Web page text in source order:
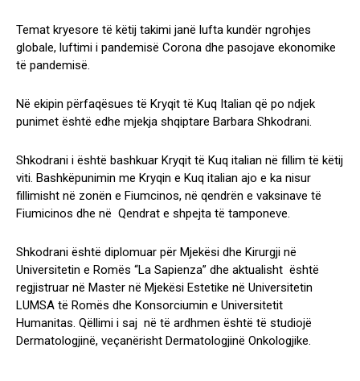
Temat kryesore të këtij takimi janë lufta kundër ngrohjes
globale, luftimi i pandemisë Corona dhe pasojave ekonomike
të pandemisë.
Në ekipin përfaqësues të Kryqit të Kuq Italian që po ndjek
punimet është edhe mjekja shqiptare Barbara Shkodrani.
Shkodrani i është bashkuar Kryqit të Kuq italian në fillim të këtij
viti. Bashkëpunimin me Kryqin e Kuq italian ajo e ka nisur
fillimisht në zonën e Fiumcinos, në qendrën e vaksinave të
Fiumicinos dhe në Qendrat e shpejta të tamponeve.
Shkodrani është diplomuar për Mjekësi dhe Kirurgji në
Universitetin e Romës “La Sapienza” dhe aktualisht është
regjistruar në Master në Mjekësi Estetike në Universitetin
LUMSA të Romës dhe Konsorciumin e Universitetit
Humanitas. Qëllimi i saj në të ardhmen është të studiojë
Dermatologjinë, veçanërisht Dermatologjinë Onkologjike.